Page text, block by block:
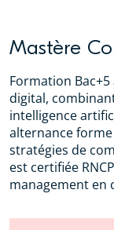
Mastère
Formation
digital,
intelligence
alternance
stratégies de
est certifiée
management en